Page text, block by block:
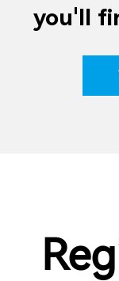
you'll